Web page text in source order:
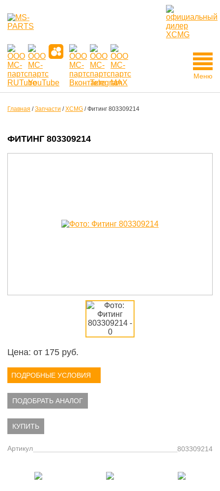
Меню
Главная /Запчасти /XCMG /Фитинг 803309214
ФИТИНГ 803309214
Цена: от 175 руб.
ПОДРОБНЫЕ УСЛОВИЯ
ПОДОБРАТЬ АНАЛОГ
КУПИТЬ
Артикул 803309214